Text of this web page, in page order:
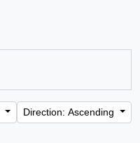
Direction: Ascending